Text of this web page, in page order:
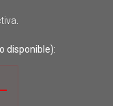
disponible):